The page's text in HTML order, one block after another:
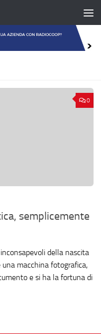
0
semplicemente
della nascita
macchina fotografica,
e si ha la fortuna di